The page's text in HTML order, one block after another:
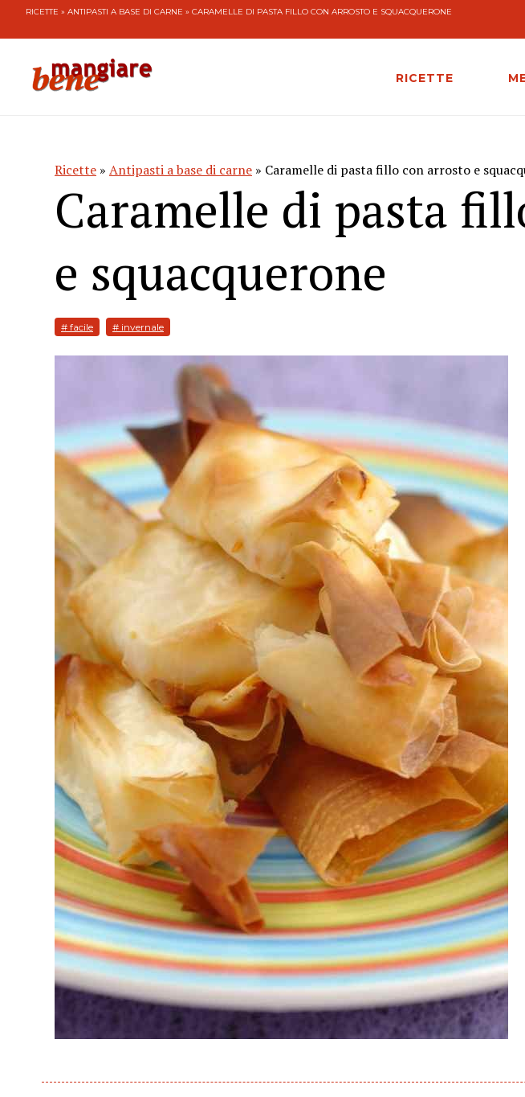
RICETTE » ANTIPASTI A BASE DI CARNE » CARAMELLE DI PASTA FILLO CON ARROSTO E SQUACQUERONE
RICETTE
Ricette » Antipasti a base di carne » Caramelle di pasta fillo con arrosto e
Caramelle di pasta
e squacquerone
# facile # invernale